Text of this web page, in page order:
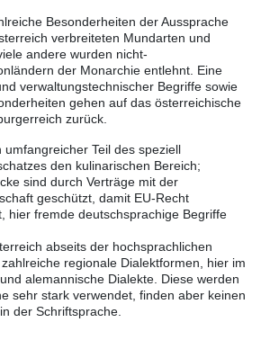
Besonderheiten der Aussprache
verbreiteten Mundarten und
andere wurden nicht-
der Monarchie entlehnt. Eine
verwaltungstechnischer Begriffe sowie
gehen auf das österreichische
zurück.
Teil des speziell
den kulinarischen Bereich;
sind durch Verträge mit der
geschützt, damit EU-Recht
hier fremde deutschsprachige Begriffe
abseits der hochsprachlichen
regionale Dialektformen, hier im
alemannische Dialekte. Diese werden
sehr stark verwendet, finden aber keinen
der Schriftsprache.